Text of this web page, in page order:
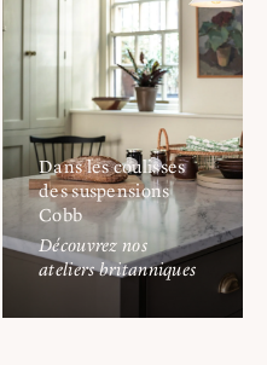
Dans les coulisses
des suspensions
Cobb
Découvrez nos
ateliers britanniques